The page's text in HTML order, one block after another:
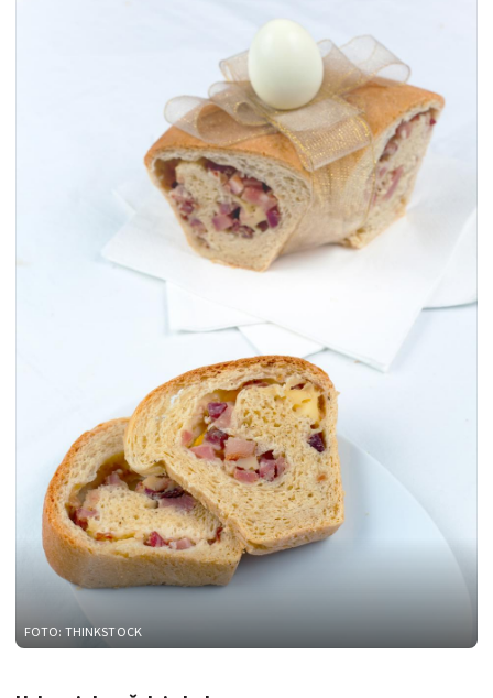
FOTO: THINKSTOCK